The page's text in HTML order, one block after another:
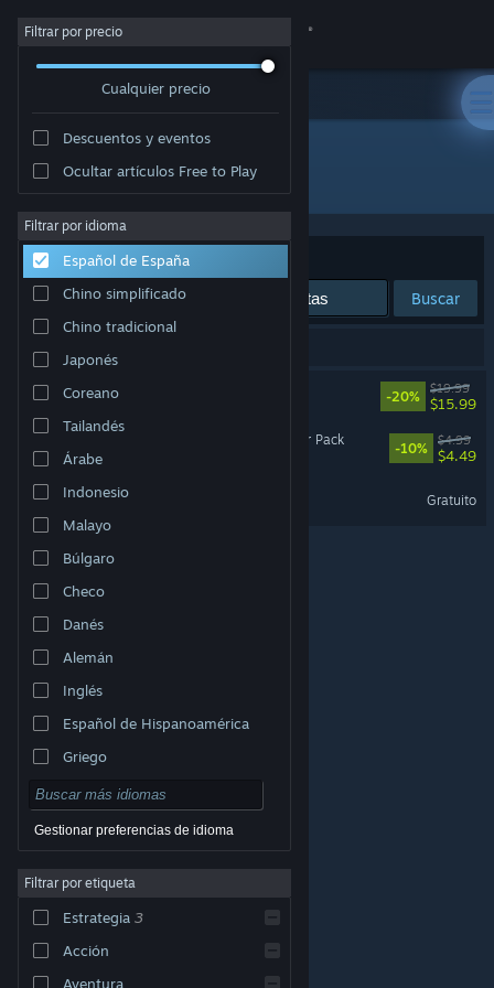
Iniciar sesión
Acerca de
Soporte
Cambiar idioma
Descargar Steam Mobile
Ver versión clásica
© Valve Corporation. Todos los derechos reservados.
respectivos dueños en EE. UU. y otros países.
Acuerdo de Suscriptor a Steam
Cookies
Filtrar por precio
Cualquier precio
Descuentos y eventos
Ocultar artículos Free to Play
Filtrar por idioma
Español de España
Chino simplificado
Chino tradicional
Japonés
Coreano
Tailandés
Árabe
Indonesio
Malayo
Búlgaro
Checo
Danés
Alemán
Inglés
Español de Hispanoamérica
Griego
Gestionar preferencias de idioma
Filtrar por etiqueta
Estrategia 3
Acción
Aventura
Desarrollador: Snake Tower Games
Ordenar por Relevancia
Buscar
-20%
$19.99
$15.99
Moonsigil Atlas - Supporter Pack
-10%
$4.99
$4.49
Gratuito